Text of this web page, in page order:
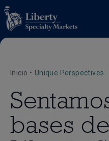
Inicio • Unique Perspectives
bases